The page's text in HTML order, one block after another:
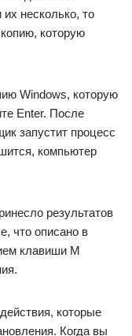
несколько, то
которую
Windows, которую
Enter. После
запустит процесс
компьютер
результатов
что описано в
клавиши M
которые
Когда вы